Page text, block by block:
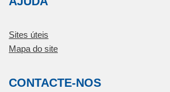
Sites úteis
Mapa do site
CONTACTE-NOS